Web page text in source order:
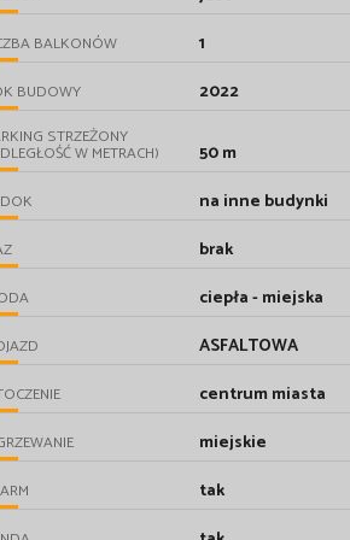
BALKONÓW 1
BUDOWY 2022
STRZEŻONY
W METRACH) 50 m
na inne budynki
brak
ciepła - miejska
ASFALTOWA
centrum miasta
miejskie
tak